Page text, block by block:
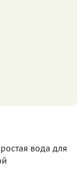
вода для